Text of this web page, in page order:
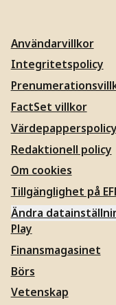
Användarvillkor
Integritetspolicy
FactSet villkor
Värdepapperspolicy
Redaktionell policy
Om cookies
Tillgänglighet på
Ändra
Play
Finansmagasinet
Börs
Vetenskap